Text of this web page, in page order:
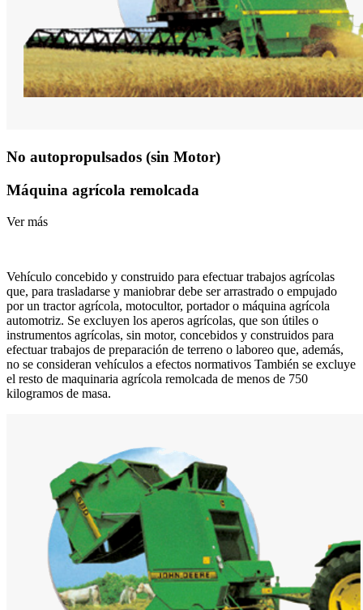
No autopropulsados (sin Motor)
Máquina agrícola remolcada
Ver más
Vehículo concebido y construido para efectuar trabajos agrícolas
que, para trasladarse y maniobrar debe ser arrastrado o empujado
por un tractor agrícola, motocultor, portador o máquina agrícola
automotriz. Se excluyen los aperos agrícolas, que son útiles o
instrumentos agrícolas, sin motor, concebidos y construidos para
efectuar trabajos de preparación de terreno o laboreo que, además,
no se consideran vehículos a efectos normativos También se excluye
el resto de maquinaria agrícola remolcada de menos de 750
kilogramos de masa.